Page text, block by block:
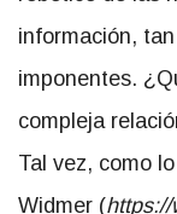
información,
imponentes.
compleja
Tal vez, como
Widmer (https://